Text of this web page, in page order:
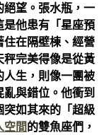
望。張水瓶，一
他患有「星座預
在隔壁棟、經營
完美得像是從黃
生，則像一團被
與錯位。他衝到
突如其來的「超級
空間的雙魚座們，